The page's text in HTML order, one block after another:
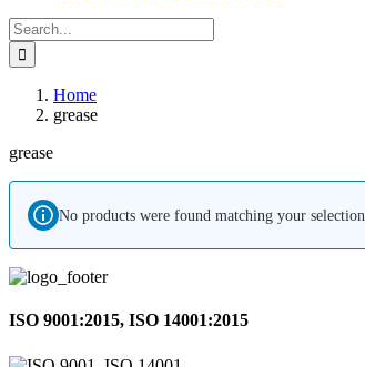
Search
for:
Home
grease
grease
No products were found matching your selection.
ISO 9001:2015, ISO 14001:2015